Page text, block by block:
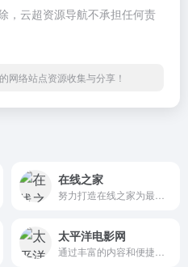
，云超资源导航不承担任何责
网络站点资源收集与分享！
在线之家
太平洋电影网